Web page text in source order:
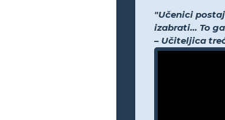
"Učenici
izabrati... To
– Učiteljica